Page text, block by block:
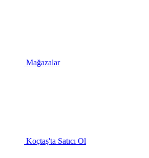
Mağazalar
Koçtaş'ta Satıcı Ol